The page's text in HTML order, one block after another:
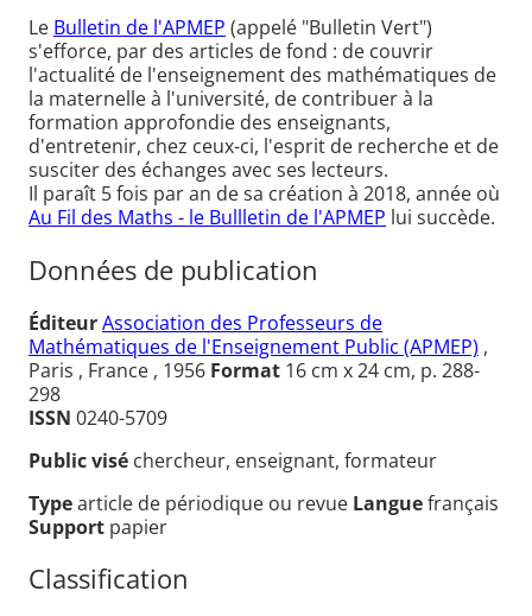
Le Bulletin de l'APMEP (appelé "Bulletin Vert")
s'efforce, par des articles de fond : de couvrir
l'actualité de l'enseignement des mathématiques de
la maternelle à l'université, de contribuer à la
formation approfondie des enseignants,
d'entretenir, chez ceux-ci, l'esprit de recherche et de
susciter des échanges avec ses lecteurs.
Il paraît 5 fois par an de sa création à 2018, année où
Au Fil des Maths - le Bullletin de l'APMEP lui succède.
Données de publication
ÉditeurAssociation des Professeurs de
Mathématiques de l'Enseignement Public (APMEP) ,
Paris , France , 1956 Format 16 cm x 24 cm, p. 288-
298
ISSN 0240-5709
Public visé chercheur, enseignant, formateur
Typearticle de périodique ou revue Languefrançais
Support papier
Classification